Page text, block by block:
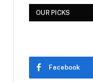
OUR PICKS
Facebook